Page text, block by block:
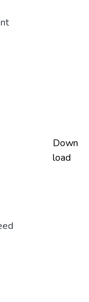
Down
load